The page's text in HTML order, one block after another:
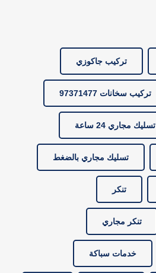
تركيب جاكوزي
تركيب سخانات 97371477
تسليك مجاري 24 ساعة
تسليك مجاري بالضغط
تنكر
تنكر مجاري
خدمات سباكة